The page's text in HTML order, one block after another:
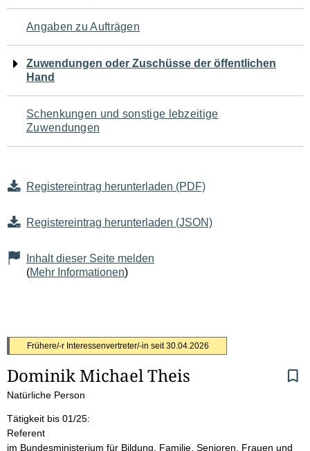
Angaben zu Aufträgen
Zuwendungen oder Zuschüsse der öffentlichen
Hand
Schenkungen und sonstige lebzeitige
Zuwendungen
Registereintrag herunterladen (PDF)
Registereintrag herunterladen (JSON)
Inhalt dieser Seite melden
(Mehr Informationen)
S
e
i
t
Frühere/-r Interessenvertreter/-in seit 30.04.2026
Dominik Michael Theis
Natürliche Person
Tätigkeit bis 01/25:
Referent
im Bundesministerium für Bildung, Familie, Senioren, Frauen und